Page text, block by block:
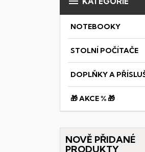
NOTEBOOKY
STOLNÍ POČÍTAČE
DOPLŇKY A
🎁 AKCE % 🎁
NOVĚ PŘIDANÉ
PRODUKTY